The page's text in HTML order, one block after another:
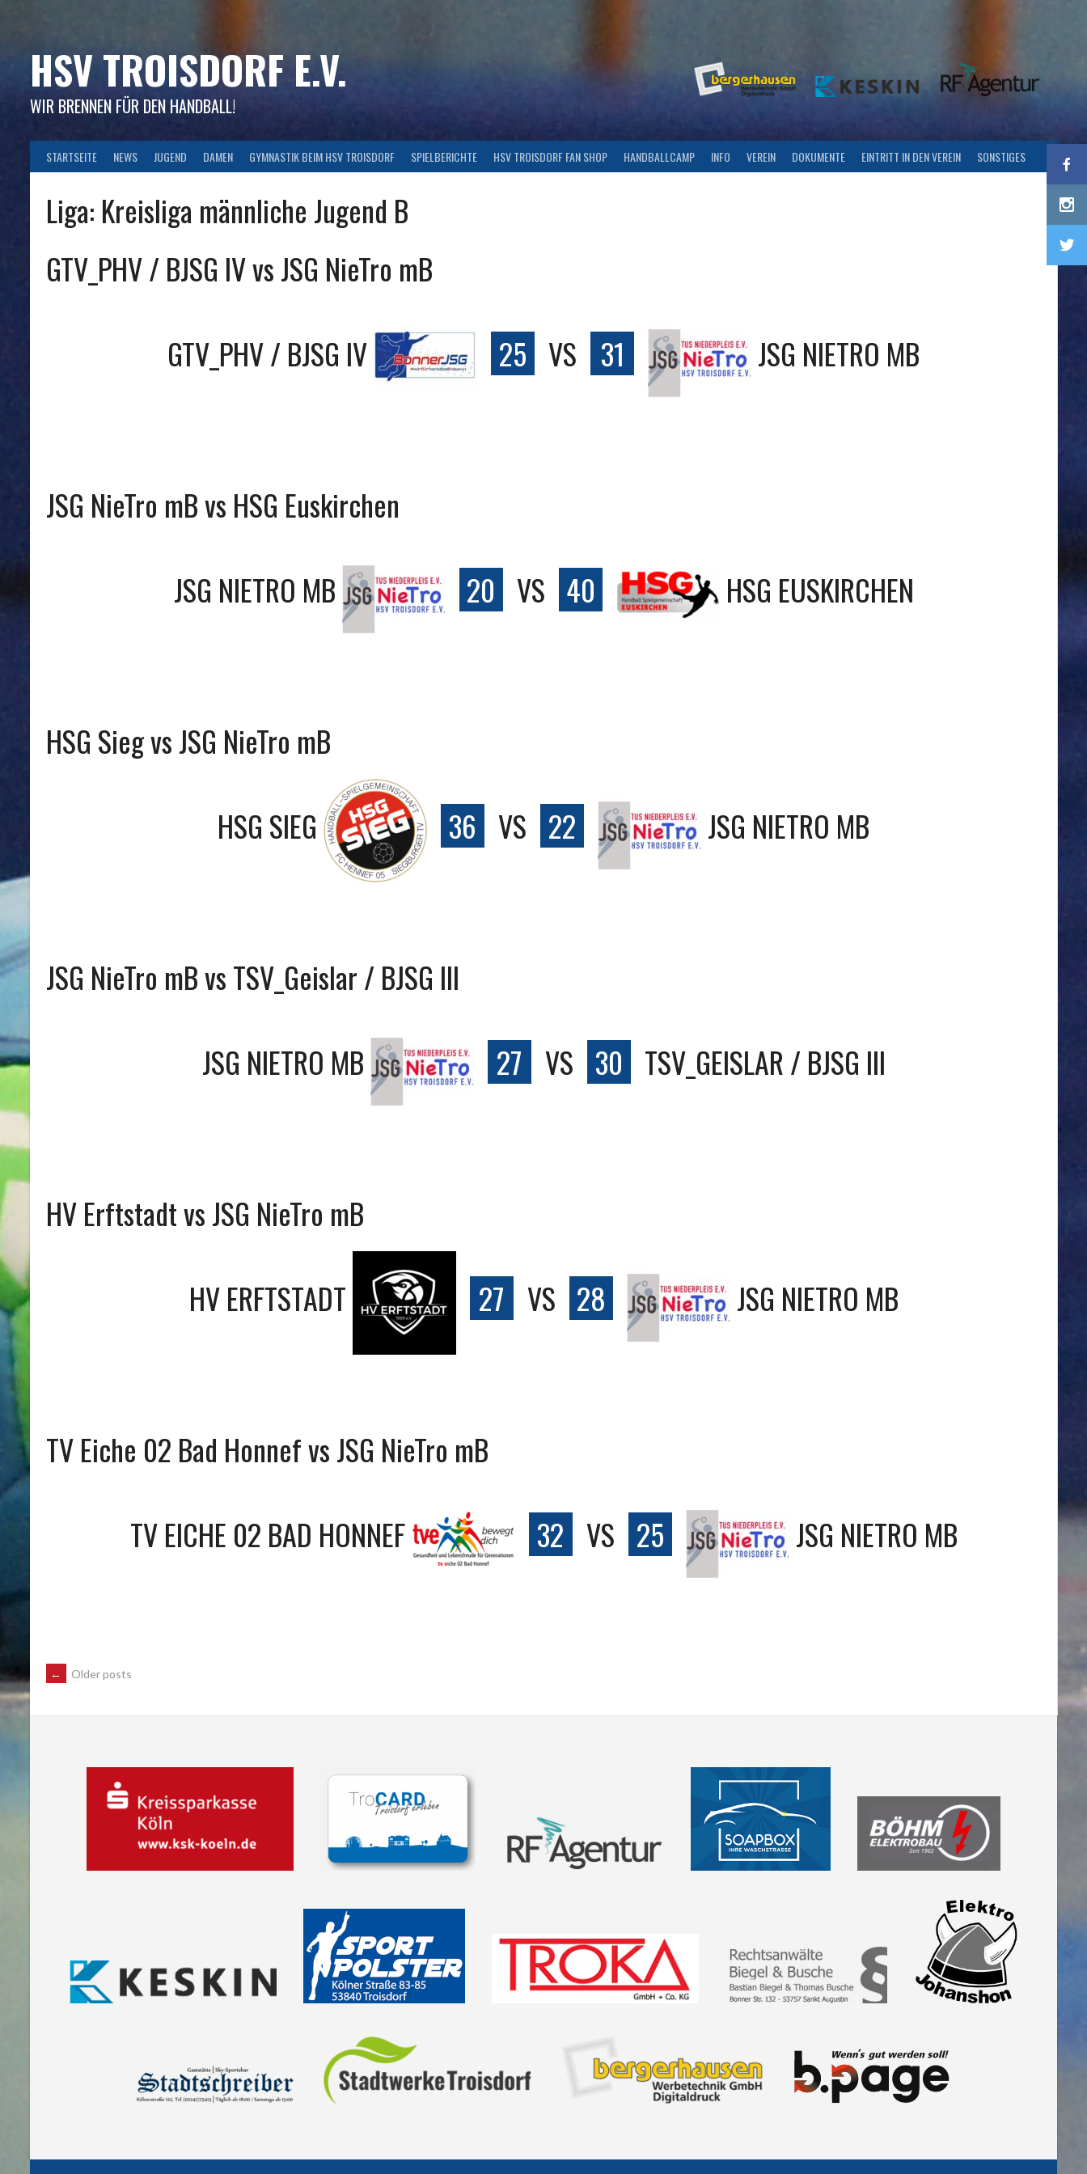
HSV TROISDORF E.V.
WIR BRENNEN FÜR DEN HANDBALL!
STARTSEITE NEWS JUGEND DAMEN GYMNASTIK BEIM HSV TROISDORF SPIELBERICHTE HSV TROISDORF FAN SHOP HANDBALLCAMP INFO VEREIN DOKUMENTE EINTRITT IN DEN VEREIN SONSTIGES
Liga: Kreisliga männliche Jugend B
GTV_PHV / BJSG IV vs JSG NieTro mB
GTV_PHV / BJSG IV
25 VS 31 JSG NIETRO MB
JSG NieTro mB vs HSG Euskirchen
JSG NIETRO MB
20 VS 40 HSG EUSKIRCHEN
HSG Sieg vs JSG NieTro mB
HSG SIEG
36 VS 22 JSG NIETRO MB
JSG NieTro mB vs TSV_Geislar / BJSG III
JSG NIETRO MB
27 VS 30 TSV_GEISLAR / BJSG III
HV Erftstadt vs JSG NieTro mB
HV ERFTSTADT
27 VS 28 JSG NIETRO MB
TV Eiche 02 Bad Honnef vs JSG NieTro mB
TV EICHE 02 BAD HONNEF
32 VS 25 JSG NIETRO MB
POSTS
NAVIGATION
← Older posts